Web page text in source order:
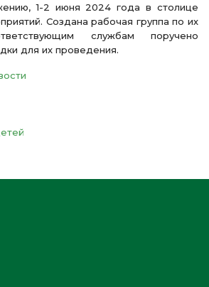
1-2 июня 2024 года в столице
Создана рабочая группа по их
службам поручено
для их проведения.